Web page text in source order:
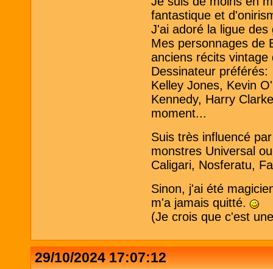
fantastique et
J'ai adoré la ligue
Mes personnages de
anciens récits
Dessinateur préférés:
Kelley Jones, Kevin
Kennedy, Harry
moment...
Suis très influencé
monstres Universal
Caligari, Nosferatu,
Sinon, j'ai été
m'a jamais quitté.
(Je crois que c'est
29/10/2024 17:07:12